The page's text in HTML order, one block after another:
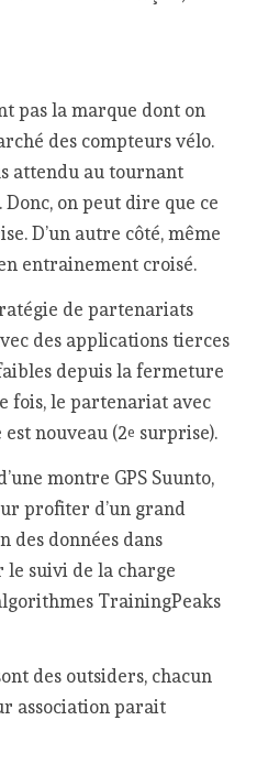
pas la marque dont on
des compteurs vélo.
attendu au tournant
on peut dire que ce
D’un autre côté, même
entrainement croisé.
de partenariats
des applications tierces
depuis la fermeture
fois, le partenariat avec
nouveau (2e surprise).
montre GPS Suunto,
profiter d’un grand
des données dans
le suivi de la charge
TrainingPeaks
des outsiders, chacun
association parait